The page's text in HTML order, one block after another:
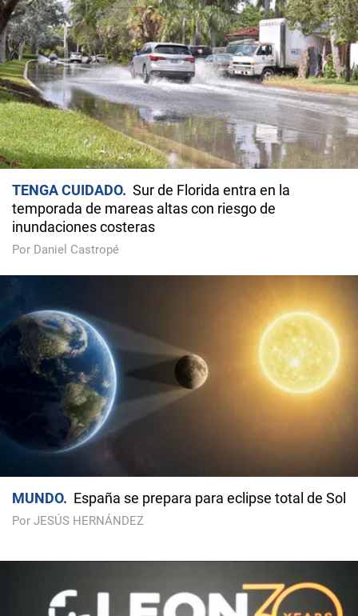
TENGA CUIDADO
Sur de Florida entra en la
temporada de mareas altas con riesgo de
inundaciones costeras
Por Daniel Castropé
MUNDO España se prepara para eclipse total de Sol
Por JESÚS HERNÁNDEZ